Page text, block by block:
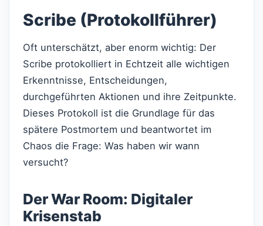
Scribe (Protokollführer)
Oft unterschätzt, aber enorm wichtig: Der
Scribe protokolliert in Echtzeit alle wichtigen
Erkenntnisse, Entscheidungen,
durchgeführten Aktionen und ihre Zeitpunkte.
Dieses Protokoll ist die Grundlage für das
spätere Postmortem und beantwortet im
Chaos die Frage: Was haben wir wann
versucht?
Der War Room: Digitaler
Krisenstab